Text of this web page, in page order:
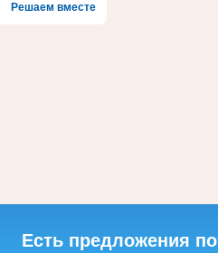
Решаем вместе
Есть предложения по